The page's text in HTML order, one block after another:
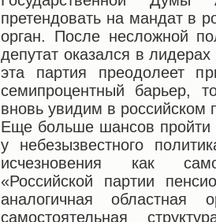
претендовать на мандат в
орган. После несложной
депутат оказался в
эта партия преодолеет
семипроцентный барьер,
вновь увидим в российском
Еще больше шансов пройти
у небезызвестного
исчезновения как
«Российской партии
аналогичная областная
самостоятельная